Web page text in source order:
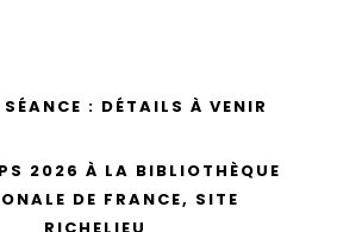
: DÉTAILS À VENIR
2026 À LA BIBLIOTHÈQUE
DE FRANCE, SITE